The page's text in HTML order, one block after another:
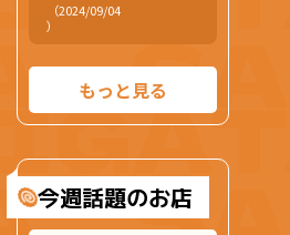
（2024/09/04
）
もっと見る
今週話題のお店